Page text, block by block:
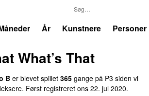
År Kunstnere Personer
What’s That
B er blevet spillet 365 gange på P3 siden vi
Først registreret ons 22. jul 2020.